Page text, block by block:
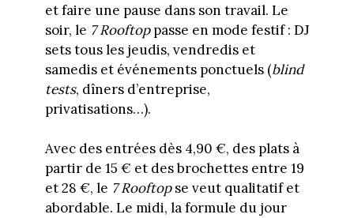
et faire une pause dans son travail. Le
soir, le 7 Rooftoppasse en mode festif : DJ
sets tous les jeudis, vendredis et
samedis et événements ponctuels (blind
tests, dîners d’entreprise,
privatisations…).
Avec des entrées dès 4,90 €, des plats à
partir de 15 € et des brochettes entre 19
et 28 €, le 7 Rooftopse veut qualitatif et
abordable. Le midi, la formule du jour